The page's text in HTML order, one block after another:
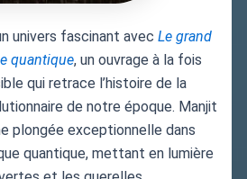
univers fascinant avec Le grand
quantique, un ouvrage à la fois
qui retrace l’histoire de la
de notre époque. Manjit
plongée exceptionnelle dans
quantique, mettant en lumière